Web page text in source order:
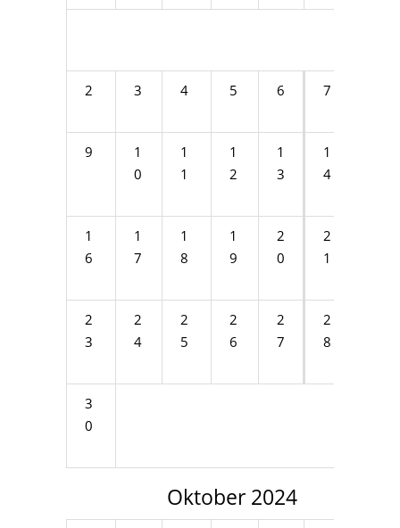
2 3 4 5 6 7
9
1
0
1
1
1
2
1
3
1
4
1
6
1
7
1
8
1
9
2
0
2
1
2
3
2
4
2
5
2
6
2
7
2
8
3
0
Oktober 2024